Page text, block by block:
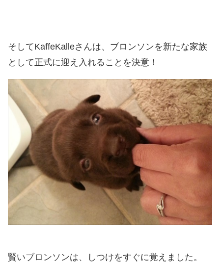
そしてKaffeKalleさんは、ブロンソンを新たな家族
として正式に迎え入れることを決意！
賢いブロンソンは、しつけをすぐに覚えました。